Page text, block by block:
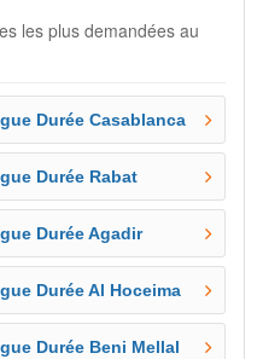
les plus demandées au
Durée Casablanca
Durée Rabat
Durée Agadir
Durée Al Hoceima
Durée Beni Mellal